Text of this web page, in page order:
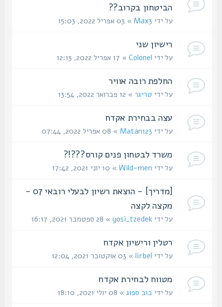
הביטחון בקרוב??
על ידיMax3» 03 אפריל 2022, 15:03
רישיון שני
על ידיColonel» 17 אפריל 2022, 12:13
החלפת רובה אוויר
על ידיטריגר» 12 פברואר 2022, 13:54
עצה בבחירת אקדח
על ידיMatan123» 08 אפריל 2022, 07:44
משרד לבטחון פנים קורס???!?
על ידיWild-men» 10 יוני 2021, 17:42
[מדריך] - הוצאת רשיון לבעלי רובאי 07 -
מקצה לקצה
על ידיyosi_tzedek» 28 ספטמבר 2021, 16:17
רטלין ורישיון אקדח
על ידיlirbel» 03 אוקטובר 2021, 12:04
מטווח לבחירת אקדח
על ידיבוב ספוג » 08 יולי 2021, 18:10